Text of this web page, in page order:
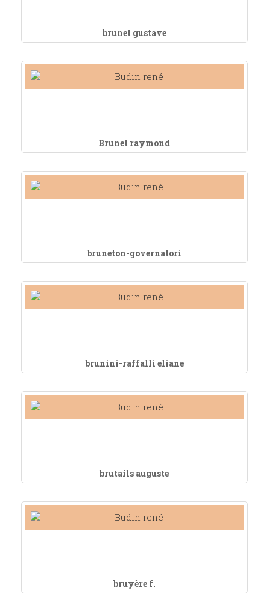
brunet gustave
Brunet raymond
bruneton-governatori
brunini-raffalli eliane
brutails auguste
bruyère f.